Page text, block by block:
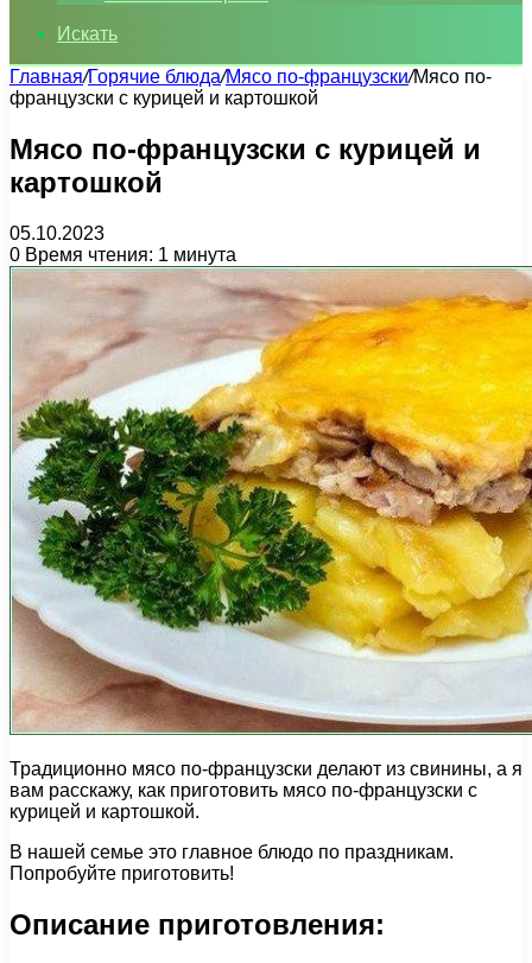
Искать
Главная/Горячие блюда/Мясо по-французски/Мясо по-
французски с курицей и картошкой
Мясо по-французски с курицей и
картошкой
05.10.2023
0 Время чтения: 1 минута
Традиционно мясо по-французски делают из свинины, а я
вам расскажу, как приготовить мясо по-французски с
курицей и картошкой.
В нашей семье это главное блюдо по праздникам.
Попробуйте приготовить!
Описание приготовления: